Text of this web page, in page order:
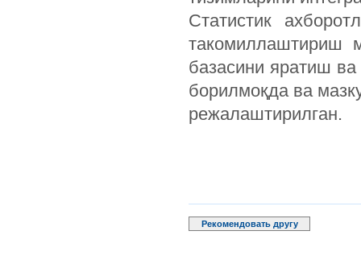
Статистик
такомиллаштириш
базасини яратиш
борилмоқда ва
режалаштирилган.
Рекомендовать другу